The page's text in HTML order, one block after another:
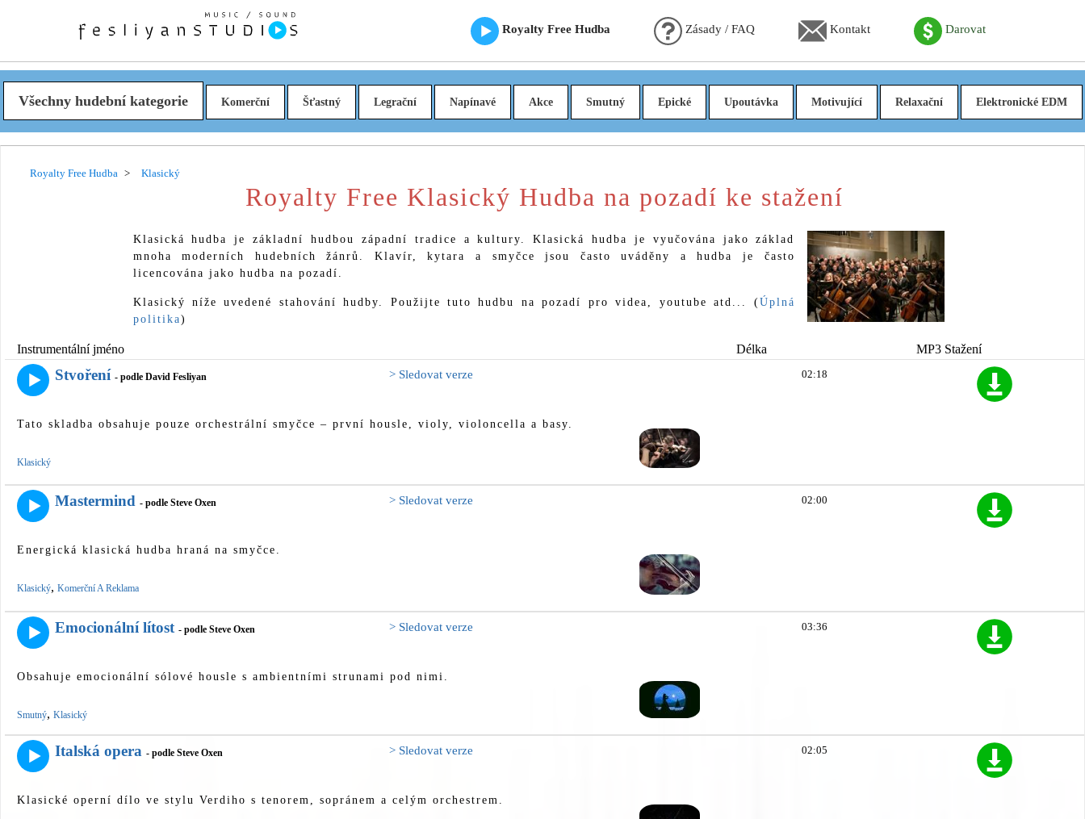
Royalty Free Hudba Zásady / FAQ Kontakt Darovat
Všechny hudební kategorie Komerční Šťastný Legrační Napínavé Akce Smutný Epické Upoutávka Motivující Relaxační Elektronické EDM
Royalty Free Hudba Klasický
Royalty Free Klasický Hudba na pozadí ke stažení
Klasická hudba je základní hudbou západní tradice a kultury. Klasická hudba je vyučována jako základ
mnoha moderních hudebních žánrů. Klavír, kytara a smyčce jsou často uváděny a hudba je často
licencována jako hudba na pozadí.
Klasický níže uvedené stahování hudby. Použijte tuto hudbu na pozadí pro videa, youtube atd... (Úplná
politika)
Instrumentální jméno Délka MP3 Stažení
Stvoření - podle David Fesliyan > Sledovat verze
Tato skladba obsahuje pouze orchestrální smyčce – první housle, violy, violoncella a basy.
Klasický
02:18
Mastermind - podle Steve Oxen > Sledovat verze
Energická klasická hudba hraná na smyčce.
Klasický, Komerční A Reklama
02:00
Emocionální lítost - podle Steve Oxen > Sledovat verze
Obsahuje emocionální sólové housle s ambientními strunami pod nimi.
Smutný, Klasický
03:36
Italská opera - podle Steve Oxen > Sledovat verze
Klasické operní dílo ve stylu Verdiho s tenorem, sopránem a celým orchestrem.
02:05